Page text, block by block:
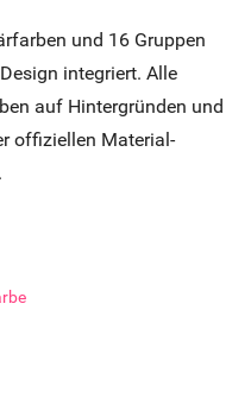
und 16 Gruppen
integriert. Alle
auf Hintergründen und
offiziellen Material-